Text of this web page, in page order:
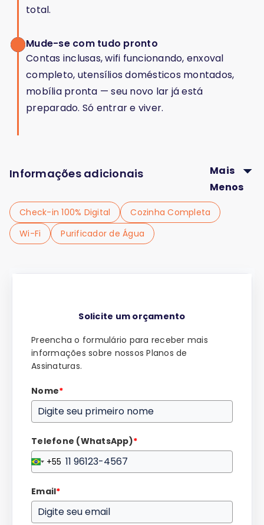
total.
Mude-se com tudo pronto
Contas inclusas, wifi funcionando, enxoval
completo, utensílios domésticos montados,
mobília pronta — seu novo lar já está
preparado. Só entrar e viver.
Informações adicionais
Mais
Menos
Check-in 100% Digital
Cozinha Completa
Wi-Fi
Purificador de Água
Solicite um orçamento
Preencha o formulário para receber mais
informações sobre nossos Planos de
Assinaturas.
Nome*
Telefone (WhatsApp)*
Brazil
+55
Email*